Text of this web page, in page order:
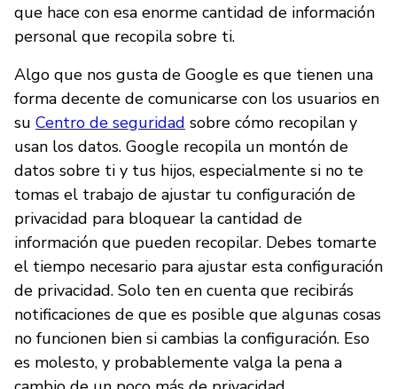
que hace con esa enorme cantidad de información
personal que recopila sobre ti.
Algo que nos gusta de Google es que tienen una
forma decente de comunicarse con los usuarios en
su Centro de seguridad sobre cómo recopilan y
usan los datos. Google recopila un montón de
datos sobre ti y tus hijos, especialmente si no te
tomas el trabajo de ajustar tu configuración de
privacidad para bloquear la cantidad de
información que pueden recopilar. Debes tomarte
el tiempo necesario para ajustar esta configuración
de privacidad. Solo ten en cuenta que recibirás
notificaciones de que es posible que algunas cosas
no funcionen bien si cambias la configuración. Eso
es molesto, y probablemente valga la pena a